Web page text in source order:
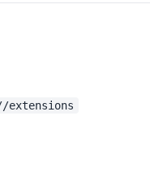
extensions